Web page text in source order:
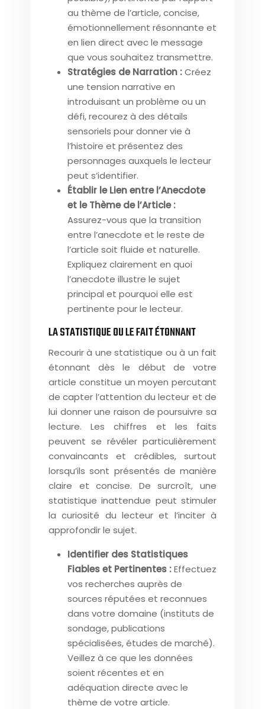
au thème de l’article, concise,
émotionnellement résonnante et
en lien direct avec le message
que vous souhaitez transmettre.
Stratégies de Narration :Créez
une tension narrative en
introduisant un problème ou un
défi, recourez à des détails
sensoriels pour donner vie à
l’histoire et présentez des
personnages auxquels le lecteur
peut s’identifier.
Établir le Lien entre l’Anecdote
et le Thème de l’Article :
Assurez-vous que la transition
entre l’anecdote et le reste de
l’article soit fluide et naturelle.
Expliquez clairement en quoi
l’anecdote illustre le sujet
principal et pourquoi elle est
pertinente pour le lecteur.
LA STATISTIQUE OU LE FAIT ÉTONNANT
Recourir à une statistique ou à un fait
étonnant dès le début de votre
article constitue un moyen percutant
de capter l’attention du lecteur et de
lui donner une raison de poursuivre sa
lecture. Les chiffres et les faits
peuvent se révéler particulièrement
convaincants et crédibles, surtout
lorsqu’ils sont présentés de manière
claire et concise. De surcroît, une
statistique inattendue peut stimuler
la curiosité du lecteur et l’inciter à
approfondir le sujet.
Identifier des Statistiques
Fiables et Pertinentes :Effectuez
vos recherches auprès de
sources réputées et reconnues
dans votre domaine (instituts de
sondage, publications
spécialisées, études de marché).
Veillez à ce que les données
soient récentes et en
adéquation directe avec le
thème de votre article.